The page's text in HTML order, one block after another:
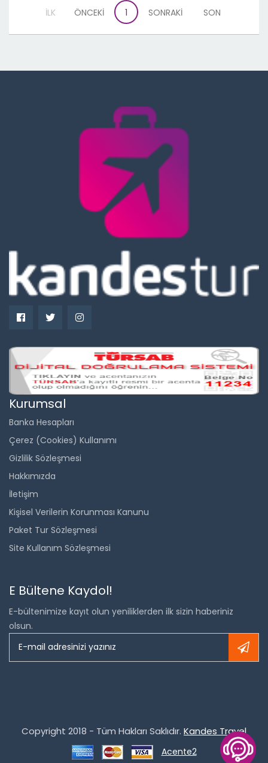
İLK ÖNCEKİ 1 SONRAKİ SON
Kurumsal
Banka Hesapları
Çerez (Cookies) Kullanımı
Gizlilik Sözleşmesi
Hakkımızda
İletişim
Kişisel Verilerin Korunması Kanunu
Paket Tur Sözleşmesi
Site Kullanım Sözleşmesi
E Bültene Kaydol!
E-bültenimize kayıt olun yeniliklerden ilk sizin haberiniz
olsun.
Copyright 2018 - Tüm Hakları Saklıdır. Kandes Travel
Acente2